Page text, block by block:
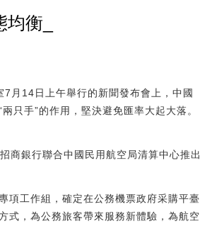
衡_
月14日上午舉行的新聞發布會上，中國
只手”的作用，堅決避免匯率大起大落。
商銀行聯合中國民用航空局清算中心推出
項工作組，確定在公務機票政府采購平臺
式，為公務旅客帶來服務新體驗，為航空